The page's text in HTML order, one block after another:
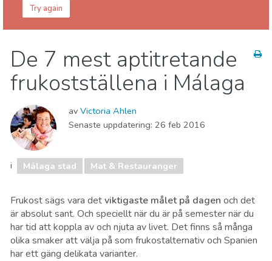
Try again
Barn & Familj
Lokala evenemang
Mat & Restauranger
Museum & Konst
Sport & Äventyr
Stränder
Vart ska man bo
De 7 mest aptitretande
frukostställena i Málaga
av Victoria Ahlen
Senaste uppdatering: 26 feb 2016
i Málaga stad Mat & Restauranger
Frukost sägs vara detviktigaste målet på dagen och det
är absolut sant. Och speciellt när du är på semester när du
har tid att koppla av och njuta av livet. Det finns så många
olika smaker att välja på som frukostalternativ och Spanien
har ett gäng delikata varianter.